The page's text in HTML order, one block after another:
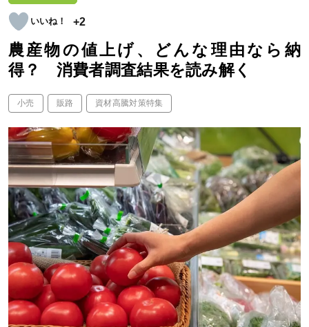
+2
農産物の値上げ、どんな理由なら納
得？ 消費者調査結果を読み解く
小売 販路 資材高騰対策特集